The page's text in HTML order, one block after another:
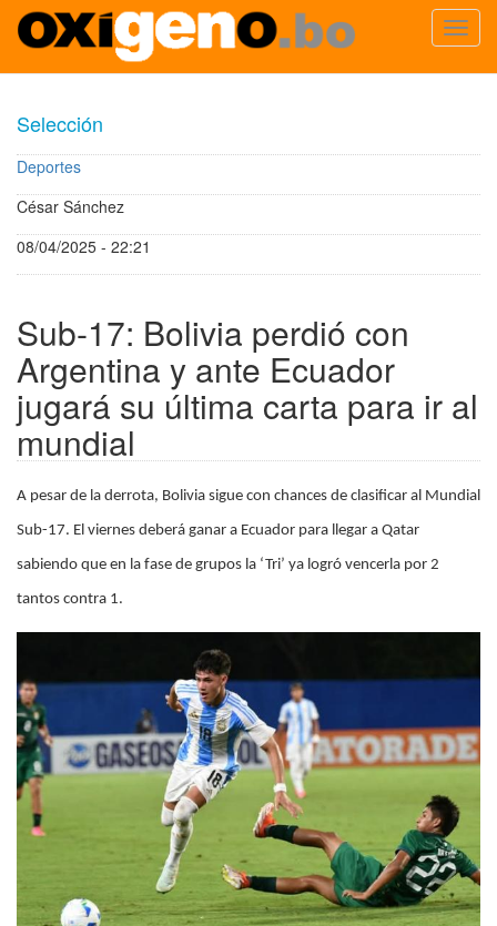
contenido
principal
Selección
Deportes
César Sánchez
08/04/2025 - 22:21
Sub-17: Bolivia perdió con
Argentina y ante Ecuador
jugará su última carta para ir al
mundial
A pesar de la derrota, Bolivia sigue con chances de clasificar al Mundial
Sub-17. El viernes deberá ganar a Ecuador para llegar a Qatar
sabiendo que en la fase de grupos la ‘Tri’ ya logró vencerla por 2
tantos contra 1.